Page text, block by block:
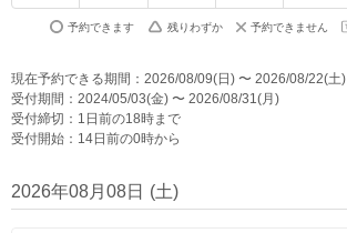
予約できます 残りわずか 予約できません
現在予約できる期間：2026/08/09(日) 〜 2026/08/22(土)
受付期間：2024/05/03(金) 〜 2026/08/31(月)
受付締切：1日前の18時まで
受付開始：14日前の0時から
2026年08月08日 (土)